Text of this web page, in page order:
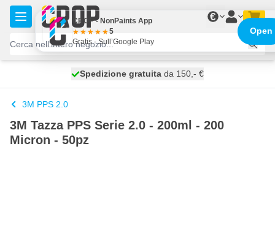
Salta al contenuto
€
spedito oggi
Spedizione gratuita da 150,- €
100 giorni
3M PPS 2.0
3M Tazza PPS Serie 2.0 - 200ml - 200
Micron - 50pz
CROP - NonPaints App
5
Gratis - Sull’Google Play
Open